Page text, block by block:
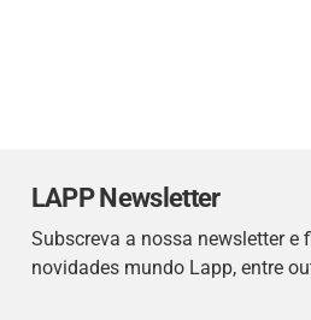
LAPP Newsletter
Subscreva a nossa newsletter e
novidades mundo Lapp, entre